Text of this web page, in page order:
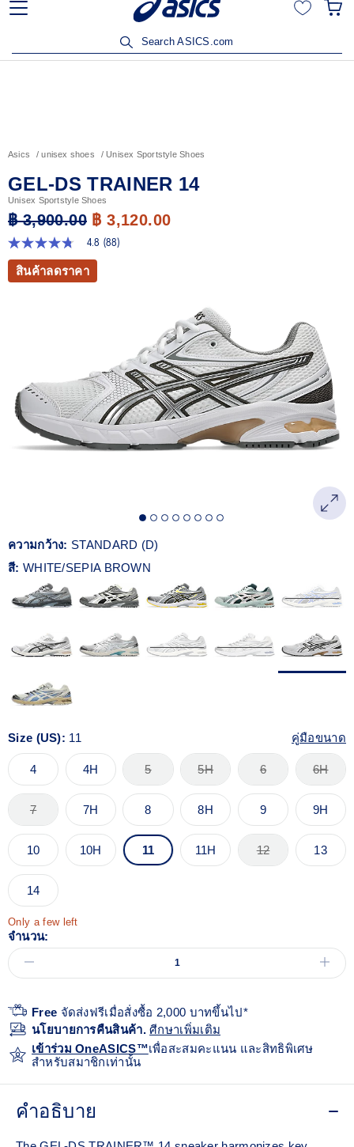
ริยะประกันภัยรับส่วนลด 15% เมื่อซื้อสินค้าครบ 3,500
เข้า
Search ASICS.com
Asics unisex shoes Unisex Sportstyle Shoes
GEL-DS TRAINER 14
Unisex Sportstyle Shoes
฿ 3,900.00 ฿ 3,120.00
4.8
จาก
ดาว
หน้า
เดียวกัน
4.8 (88)
สินค้าลดราคา
ความกว้าง: STANDARD (D)
สี: WHITE/SEPIA BROWN
Size (US): 11 คู่มือขนาด
4 4H 5 5H 6 6H
7 7H 8 8H 9 9H
10 10H 11 11H 12 13
14
Only a few left
จำนวน:
Free จัดส่งฟรีเมื่อสั่งซื้อ 2,000 บาทขึ้นไป*
นโยบายการคืนสินค้า.ศีกษาเพิ่มเติม
เข้าร่วม OneASICS™เพื่อสะสมคะแนน และสิทธิพิเศษ
สำหรับสมาชิกเท่านั้น
คำอธิบาย